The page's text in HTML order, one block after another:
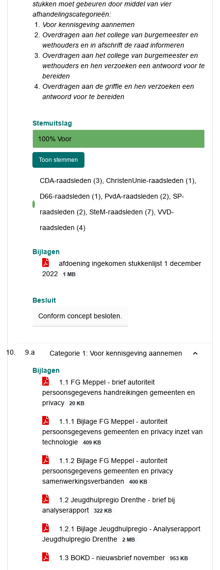
stukken moet gebeuren door middel van vier
afhandelingscategorieën:
Voor kennisgeving aannemen
Overdragen aan het college van burgemeester en
wethouders en in afschrift de raad informeren
Overdragen aan het college van burgemeester en
wethouders en hen verzoeken een antwoord voor te
bereiden
Overdragen aan de griffie en hen verzoeken een
antwoord voor te bereiden
Stemuitslag
100% Voor
Toon stemmen
voor
CDA-raadsleden (3), ChristenUnie-raadsleden (1),
D66-raadsleden (1), PvdA-raadsleden (2), SP-
raadsleden (2), SteM-raadsleden (7), VVD-
raadsleden (4)
Bijlagen
afdoening ingekomen stukkenlijst 1 december
2022
1 MB
Besluit
Conform concept besloten.
9.a Categorie 1: Voor kennisgeving aannemen
Bijlagen
1.1 FG Meppel - brief autoriteit
persoonsgegevens handreikingen gemeenten en
privacy
20 KB
1.1.1 Bijlage FG Meppel - autoriteit
persoonsgegevens gemeenten en privacy inzet van
technologie
409 KB
1.1.2 Bijlage FG Meppel - autoriteit
persoonsgegevens gemeenten en privacy
samenwerkingsverbanden
400 KB
1.2 Jeugdhulpregio Drenthe - brief bij
analyserapport
322 KB
1.2.1 Bijlage Jeugdhulpregio - Analyserapport
Jeugdhulpregio Drenthe
2 MB
1.3 BOKD - nieuwsbrief november 953 KB